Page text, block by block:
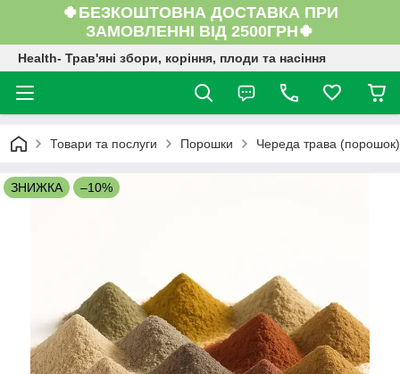
🍀БЕЗКОШТОВНА ДОСТАВКА ПРИ
ЗАМОВЛЕННІ ВІД 2500ГРН🍀
Health- Трав'яні збори, коріння, плоди та насіння
Товари та послуги Порошки Череда трава
ЗНИЖКА –10%